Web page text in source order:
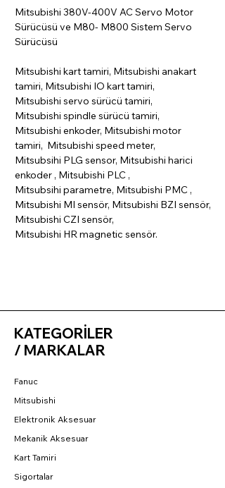
Mitsubishi 380V-400V AC Servo Motor
Sürücüsü ve M80- M800 Sistem Servo
Sürücüsü
Mitsubishi kart tamiri, Mitsubishi anakart
tamiri, Mitsubishi IO kart tamiri,
Mitsubishi servo sürücü tamiri,
Mitsubishi spindle sürücü tamiri,
Mitsubishi enkoder, Mitsubishi motor
tamiri, Mitsubishi speed meter,
Mitsubsihi PLG sensor, Mitsubishi harici
enkoder , Mitsubishi PLC ,
Mitsubsihi parametre, Mitsubishi PMC ,
Mitsubishi MI sensör, Mitsubishi BZI sensör,
Mitsubishi CZI sensör,
Mitsubishi HR magnetic sensör.
KATEGORİLER
/ MARKALAR
Fanuc
Mitsubishi
Elektronik Aksesuar
Mekanik Aksesuar
Kart Tamiri
Sigortalar